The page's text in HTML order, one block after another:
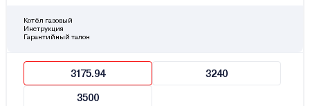
Котёл газовый
Инструкция
Гарантийный талон
3175.94 3240
3500